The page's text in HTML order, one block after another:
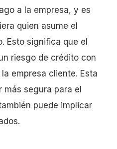
a la empresa, y es
quien asume el
Esto significa que el
riesgo de crédito con
empresa cliente. Esta
más segura para el
puede implicar